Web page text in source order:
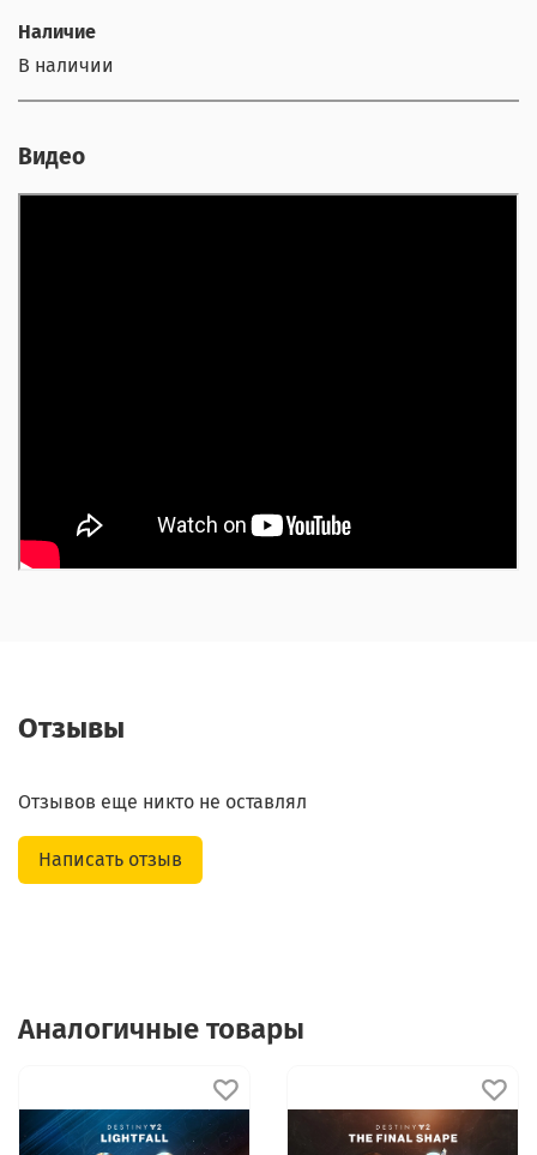
Наличие
В наличии
Видео
Отзывы
Отзывов еще никто не оставлял
Написать отзыв
Аналогичные товары